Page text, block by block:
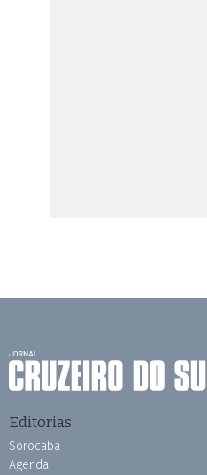
Editorias
Sorocaba
Agenda